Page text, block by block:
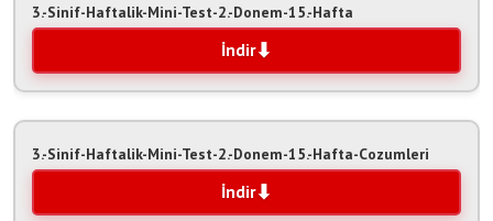
3.-Sinif-Haftalik-Mini-Test-2.-Donem-15.-Hafta
İndir
3.-Sinif-Haftalik-Mini-Test-2.-Donem-15.-Hafta-Cozumleri
İndir